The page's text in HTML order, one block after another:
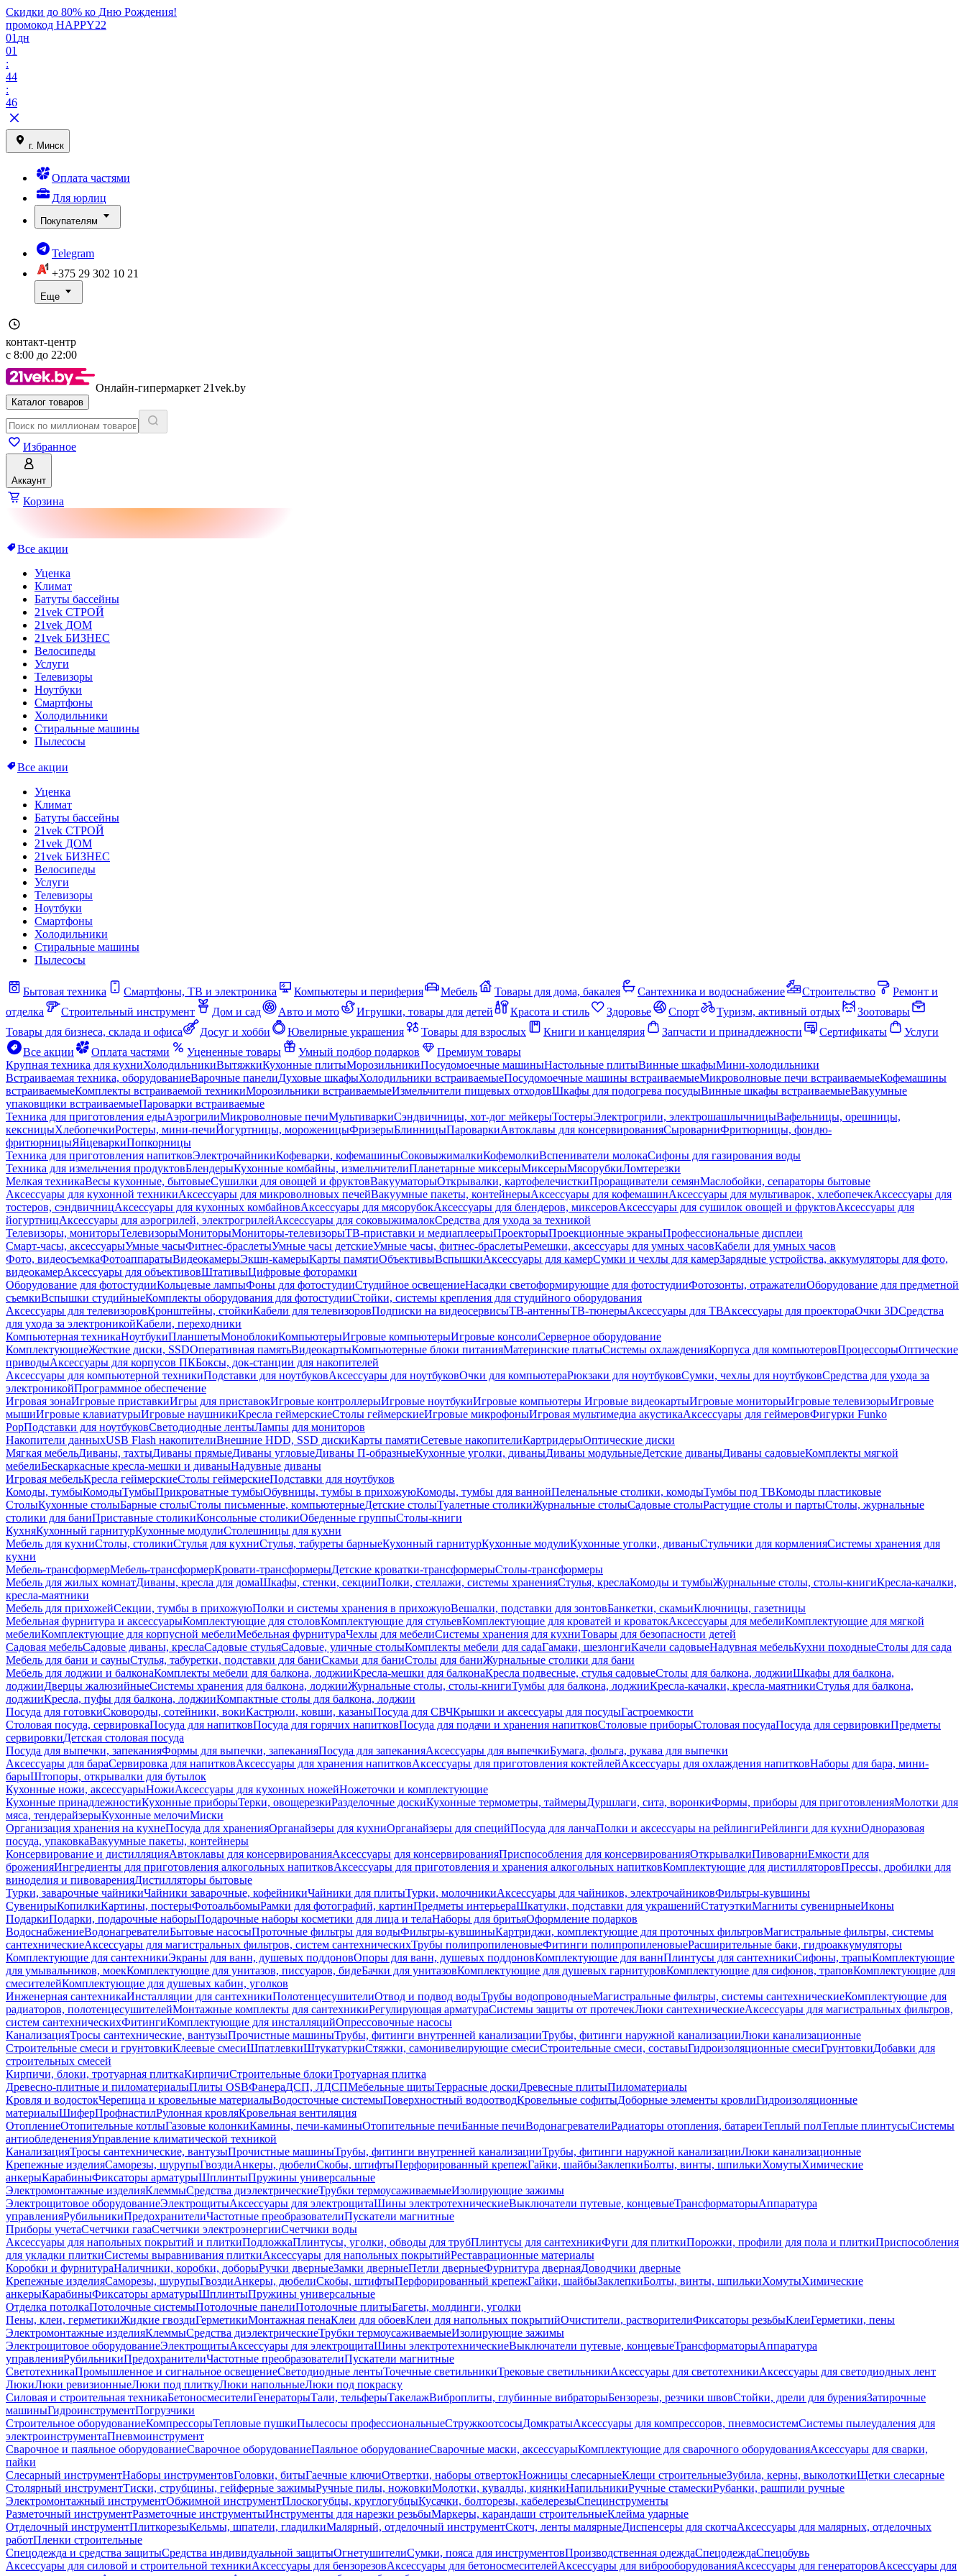
Скидки до 80% ко Дню Рождения!
промокод HAPPY22
01 дн
01
:
44
:
46
г. Минск
Оплата частями
Для юрлиц
Покупателям
Telegram
+375 29 302 10 21
Еще
контакт-центр
с 8:00 до 22:00
Онлайн-гипермаркет 21vek.by
Каталог товаров
Избранное
Аккаунт
Корзина
Все акции
Уценка
Климат
Батуты бассейны
21vek СТРОЙ
21vek ДОМ
21vek БИЗНЕС
Велосипеды
Услуги
Телевизоры
Ноутбуки
Смартфоны
Холодильники
Стиральные машины
Пылесосы
Все акции
Уценка
Климат
Батуты бассейны
21vek СТРОЙ
21vek ДОМ
21vek БИЗНЕС
Велосипеды
Услуги
Телевизоры
Ноутбуки
Смартфоны
Холодильники
Стиральные машины
Пылесосы
Бытовая техника Смартфоны, ТВ и электроника Компьютеры и периферия Мебель Товары для дома, бакалея Сантехника и водоснабжение Строительство
Ремонт и
отделка
Строительный инструмент Дом и сад Авто и мото Игрушки, товары для детей Красота и стиль Здоровье Спорт Туризм, активный отдых
Зоотовары
Товары для бизнеса, склада и офиса
Досуг и хобби Ювелирные украшения Товары для взрослых Книги и канцелярия Запчасти и принадлежности Сертификаты
Услуги
Все акции
Оплата частями Уцененные товары Умный подбор подарков
Премиум товары
Крупная техника для кухниХолодильникиВытяжкиКухонные плитыМорозильникиПосудомоечные машиныНастольные плитыВинные шкафыМини-холодильники
Встраиваемая техника, оборудованиеВарочные панелиДуховые шкафыХолодильники встраиваемыеПосудомоечные машины встраиваемыеМикроволновые печи встраиваемыеКофемашины
встраиваемыеКомплекты встраиваемой техникиМорозильники встраиваемыеИзмельчители пищевых отходовШкафы для подогрева посудыВинные шкафы встраиваемыеВакуумные
упаковщики встраиваемыеПароварки встраиваемые
Техника для приготовления едыАэрогрилиМикроволновые печиМультиваркиСэндвичницы, хот-дог мейкерыТостерыЭлектрогрили, электрошашлычницыВафельницы, орешницы,
кексницыХлебопечкиРостеры, мини-печиЙогуртницы, мороженицыФризерыБлинницыПароваркиАвтоклавы для консервированияСыроварниФритюрницы, фондю-
фритюрницыЯйцеваркиПопкорницы
Техника для приготовления напитковЭлектрочайникиКофеварки, кофемашиныСоковыжималкиКофемолкиВспениватели молокаСифоны для газирования воды
Техника для измельчения продуктовБлендерыКухонные комбайны, измельчителиПланетарные миксерыМиксерыМясорубкиЛомтерезки
Мелкая техникаВесы кухонные, бытовыеСушилки для овощей и фруктовВакууматорыОткрывалки, картофелечисткиПроращиватели семянМаслобойки, сепараторы бытовые
Аксессуары для кухонной техникиАксессуары для микроволновых печейВакуумные пакеты, контейнерыАксессуары для кофемашинАксессуары для мультиварок, хлебопечекАксессуары для
тостеров, сэндвичницАксессуары для кухонных комбайновАксессуары для мясорубокАксессуары для блендеров, миксеровАксессуары для сушилок овощей и фруктовАксессуары для
йогуртницАксессуары для аэрогрилей, электрогрилейАксессуары для соковыжималокСредства для ухода за техникой
Телевизоры, мониторыТелевизорыМониторыМониторы-телевизорыТВ-приставки и медиаплеерыПроекторыПроекционные экраныПрофессиональные дисплеи
Смарт-часы, аксессуарыУмные часыФитнес-браслетыУмные часы детскиеУмные часы, фитнес-браслетыРемешки, аксессуары для умных часовКабели для умных часов
Фото, видеосъемкаФотоаппаратыВидеокамерыЭкшн-камерыКарты памятиОбъективыВспышкиАксессуары для камерСумки и чехлы для камерЗарядные устройства, аккумуляторы для фото,
видеокамерАксессуары для объективовШтативыЦифровые фоторамки
Оборудование для фотостудииКольцевые лампыФоны для фотостудииСтудийное освещениеНасадки светоформирующие для фотостудииФотозонты, отражателиОборудование для предметной
съемкиВспышки студийныеКомплекты оборудования для фотостудииСтойки, системы крепления для студийного оборудования
Аксессуары для телевизоровКронштейны, стойкиКабели для телевизоровПодписки на видеосервисыТВ-антенныТВ-тюнерыАксессуары для ТВАксессуары для проектораОчки 3DСредства
для ухода за электроникойКабели, переходники
Компьютерная техникаНоутбукиПланшетыМоноблокиКомпьютерыИгровые компьютерыИгровые консолиСерверное оборудование
КомплектующиеЖесткие диски, SSDОперативная памятьВидеокартыКомпьютерные блоки питанияМатеринские платыСистемы охлажденияКорпуса для компьютеровПроцессорыОптические
приводыАксессуары для корпусов ПКБоксы, док-станции для накопителей
Аксессуары для компьютерной техникиПодставки для ноутбуковАксессуары для ноутбуковОчки для компьютераРюкзаки для ноутбуковСумки, чехлы для ноутбуковСредства для ухода за
электроникойПрограммное обеспечение
Игровая зонаИгровые приставкиИгры для приставокИгровые контроллерыИгровые ноутбукиИгровые компьютеры Игровые видеокартыИгровые мониторыИгровые телевизорыИгровые
мышиИгровые клавиатурыИгровые наушникиКресла геймерскиеСтолы геймерскиеИгровые микрофоныИгровая мультимедиа акустикаАксессуары для геймеровФигурки Funko
PopПодставки для ноутбуковСветодиодные лентыЛампы для мониторов
Накопители данныхUSB Flash накопителиВнешние HDD, SSD дискиКарты памятиСетевые накопителиКартридерыОптические диски
Мягкая мебельДиваны, тахтыДиваны прямыеДиваны угловыеДиваны П-образныеКухонные уголки, диваныДиваны модульныеДетские диваныДиваны садовыеКомплекты мягкой
мебелиБескаркасные кресла-мешки и диваныНадувные диваны
Игровая мебельКресла геймерскиеСтолы геймерскиеПодставки для ноутбуков
Комоды, тумбыКомодыТумбыПрикроватные тумбыОбувницы, тумбы в прихожуюКомоды, тумбы для ваннойПеленальные столики, комодыТумбы под ТВКомоды пластиковые
СтолыКухонные столыБарные столыСтолы письменные, компьютерныеДетские столыТуалетные столикиЖурнальные столыСадовые столыРастущие столы и партыСтолы, журнальные
столики для баниПриставные столикиКонсольные столикиОбеденные группыСтолы-книги
КухняКухонный гарнитурКухонные модулиСтолешницы для кухни
Мебель для кухниСтолы, столикиСтулья для кухниСтулья, табуреты барныеКухонный гарнитурКухонные модулиКухонные уголки, диваныСтульчики для кормленияСистемы хранения для
кухни
Мебель-трансформерМебель-трансформерКровати-трансформерыДетские кроватки-трансформерыСтолы-трансформеры
Мебель для жилых комнатДиваны, кресла для домаШкафы, стенки, секцииПолки, стеллажи, системы храненияСтулья, креслаКомоды и тумбыЖурнальные столы, столы-книгиКресла-качалки,
кресла-маятники
Мебель для прихожейСекции, тумбы в прихожуюПолки и системы хранения в прихожуюВешалки, подставки для зонтовБанкетки, скамьиКлючницы, газетницы
Мебельная фурнитура и аксессуарыКомплектующие для столовКомплектующие для стульевКомплектующие для кроватей и кроватокАксессуары для мебелиКомплектующие для мягкой
мебелиКомплектующие для корпусной мебелиМебельная фурнитураЧехлы для мебелиСистемы хранения для кухниТовары для безопасности детей
Садовая мебельСадовые диваны, креслаСадовые стульяСадовые, уличные столыКомплекты мебели для садаГамаки, шезлонгиКачели садовыеНадувная мебельКухни походныеСтолы для сада
Мебель для бани и сауныСтулья, табуретки, подставки для баниСкамьи для баниСтолы для баниЖурнальные столики для бани
Мебель для лоджии и балконаКомплекты мебели для балкона, лоджииКресла-мешки для балконаКресла подвесные, стулья садовыеСтолы для балкона, лоджииШкафы для балкона,
лоджииДверцы жалюзийныеСистемы хранения для балкона, лоджииЖурнальные столы, столы-книгиТумбы для балкона, лоджииКресла-качалки, кресла-маятникиСтулья для балкона,
лоджииКресла, пуфы для балкона, лоджииКомпактные столы для балкона, лоджии
Посуда для готовкиСковороды, сотейники, вокиКастрюли, ковши, казаныПосуда для СВЧКрышки и аксессуары для посудыГастроемкости
Столовая посуда, сервировкаПосуда для напитковПосуда для горячих напитковПосуда для подачи и хранения напитковСтоловые приборыСтоловая посудаПосуда для сервировкиПредметы
сервировкиДетская столовая посуда
Посуда для выпечки, запеканияФормы для выпечки, запеканияПосуда для запеканияАксессуары для выпечкиБумага, фольга, рукава для выпечки
Аксессуары для бараСервировка для напитковАксессуары для хранения напитковАксессуары для приготовления коктейлейАксессуары для охлаждения напитковНаборы для бара, мини-
барыШтопоры, открывалки для бутылок
Кухонные ножи, аксессуарыНожиАксессуары для кухонных ножейНожеточки и комплектующие
Кухонные принадлежностиКухонные приборыТерки, овощерезкиРазделочные доскиКухонные термометры, таймерыДуршлаги, сита, воронкиФормы, приборы для приготовленияМолотки для
мяса, тендерайзерыКухонные мелочиМиски
Организация хранения на кухнеПосуда для храненияОрганайзеры для кухниОрганайзеры для специйПосуда для ланчаПолки и аксессуары на рейлингиРейлинги для кухниОдноразовая
посуда, упаковкаВакуумные пакеты, контейнеры
Консервирование и дистилляцияАвтоклавы для консервированияАксессуары для консервированияПриспособления для консервированияОткрывалкиПивоварниЕмкости для
броженияИнгредиенты для приготовления алкогольных напитковАксессуары для приготовления и хранения алкогольных напитковКомплектующие для дистилляторовПрессы, дробилки для
виноделия и пивоваренияДистилляторы бытовые
Турки, заварочные чайникиЧайники заварочные, кофейникиЧайники для плитыТурки, молочникиАксессуары для чайников, электрочайниковФильтры-кувшины
СувенирыКопилкиКартины, постерыФотоальбомыРамки для фотографий, картинПредметы интерьераШкатулки, подставки для украшенийСтатуэткиМагниты сувенирныеИконы
ПодаркиПодарки, подарочные наборыПодарочные наборы косметики для лица и телаНаборы для бритьяОформление подарков
ВодоснабжениеВодонагревателиБытовые насосыПроточные фильтры для водыФильтры-кувшиныКартриджи, комплектующие для проточных фильтровМагистральные фильтры, системы
сантехническиеАксессуары для магистральных фильтров, систем сантехническихТрубы полипропиленовыеФитинги полипропиленовыеРасширительные баки, гидроаккумуляторы
Комплектующие для сантехникиЭкраны для ванн, душевых поддоновОпоры для ванн, душевых поддоновКомплектующие для ваннПлинтусы для сантехникиСифоны, трапыКомплектующие
для умывальников, моекКомплектующие для унитазов, писсуаров, бидеБачки для унитазовКомплектующие для душевых гарнитуровКомплектующие для сифонов, траповКомплектующие для
смесителейКомплектующие для душевых кабин, уголков
Инженерная сантехникаИнсталляции для сантехникиПолотенцесушителиОтвод и подвод водыТрубы водопроводныеМагистральные фильтры, системы сантехническиеКомплектующие для
радиаторов, полотенцесушителейМонтажные комплекты для сантехникиРегулирующая арматураСистемы защиты от протечекЛюки сантехническиеАксессуары для магистральных фильтров,
систем сантехническихФитингиКомплектующие для инсталляцийОпрессовочные насосы
КанализацияТросы сантехнические, вантузыПрочистные машиныТрубы, фитинги внутренней канализацииТрубы, фитинги наружной канализацииЛюки канализационные
Строительные смеси и грунтовкиКлеевые смесиШпатлевкиШтукатуркиСтяжки, самонивелирующие смесиСтроительные смеси, составыГидроизоляционные смесиГрунтовкиДобавки для
строительных смесей
Кирпичи, блоки, тротуарная плиткаКирпичиСтроительные блокиТротуарная плитка
Древесно-плитные и пиломатериалыПлиты OSBФанераДСП, ЛДСПМебельные щитыТеррасные доскиДревесные плитыПиломатериалы
Кровля и водостокЧерепица и кровельные материалыВодосточные системыПоверхностный водоотводКровельные софитыДоборные элементы кровлиГидроизоляционные
материалыШиферПрофнастилРулонная кровляКровельная вентиляция
ОтоплениеОтопительные котлыГазовые колонкиКамины, печи-каминыОтопительные печиБанные печиВодонагревателиРадиаторы отопления, батареиТеплый полТеплые плинтусыСистемы
антиобледененияУправление климатической техникой
КанализацияТросы сантехнические, вантузыПрочистные машиныТрубы, фитинги внутренней канализацииТрубы, фитинги наружной канализацииЛюки канализационные
Крепежные изделияСаморезы, шурупыГвоздиАнкеры, дюбелиСкобы, штифтыПерфорированный крепежГайки, шайбыЗаклепкиБолты, винты, шпилькиХомутыХимические
анкерыКарабиныФиксаторы арматурыШплинтыПружины универсальные
Электромонтажные изделияКлеммыСредства диэлектрическиеТрубки термоусаживаемыеИзолирующие зажимы
Электрощитовое оборудованиеЭлектрощитыАксессуары для электрощитаШины электротехническиеВыключатели путевые, концевыеТрансформаторыАппаратура
управленияРубильникиПредохранителиЧастотные преобразователиПускатели магнитные
Приборы учетаСчетчики газаСчетчики электроэнергииСчетчики воды
Аксессуары для напольных покрытий и плиткиПодложкаПлинтусы, уголки, обводы для трубПлинтусы для сантехникиФуги для плиткиПорожки, профили для пола и плиткиПриспособления
для укладки плиткиСистемы выравнивания плиткиАксессуары для напольных покрытийРеставрационные материалы
Коробки и фурнитураНаличники, коробки, доборыРучки дверныеЗамки дверныеПетли дверныеФурнитура двернаяДоводчики дверные
Крепежные изделияСаморезы, шурупыГвоздиАнкеры, дюбелиСкобы, штифтыПерфорированный крепежГайки, шайбыЗаклепкиБолты, винты, шпилькиХомутыХимические
анкерыКарабиныФиксаторы арматурыШплинтыПружины универсальные
Отделка потолкаПотолочные системыПотолочные панелиПотолочные плитыБагеты, молдинги, уголки
Пены, клеи, герметикиЖидкие гвоздиГерметикиМонтажная пенаКлеи для обоевКлеи для напольных покрытийОчистители, растворителиФиксаторы резьбыКлеиГерметики, пены
Электромонтажные изделияКлеммыСредства диэлектрическиеТрубки термоусаживаемыеИзолирующие зажимы
Электрощитовое оборудованиеЭлектрощитыАксессуары для электрощитаШины электротехническиеВыключатели путевые, концевыеТрансформаторыАппаратура
управленияРубильникиПредохранителиЧастотные преобразователиПускатели магнитные
СветотехникаПромышленное и сигнальное освещениеСветодиодные лентыТочечные светильникиТрековые светильникиАксессуары для светотехникиАксессуары для светодиодных лент
ЛюкиЛюки ревизионныеЛюки под плиткуЛюки напольныеЛюки под покраску
Силовая и строительная техникаБетоносмесителиГенераторыТали, тельферыТакелажВиброплиты, глубинные вибраторыБензорезы, резчики швовСтойки, дрели для буренияЗатирочные
машиныГидроинструментПогрузчики
Строительное оборудованиеКомпрессорыТепловые пушкиПылесосы профессиональныеСтружкоотсосыДомкратыАксессуары для компрессоров, пневмосистемСистемы пылеудаления для
электроинструментаПневмоинструмент
Сварочное и паяльное оборудованиеСварочное оборудованиеПаяльное оборудованиеСварочные маски, аксессуарыКомплектующие для сварочного оборудованияАксессуары для сварки,
пайки
Слесарный инструментНаборы инструментовГоловки, битыГаечные ключиОтвертки, наборы отвертокНожницы слесарныеКлещи строительныеЗубила, керны, выколоткиЩетки слесарные
Столярный инструментТиски, струбцины, гейферные зажимыРучные пилы, ножовкиМолотки, кувалды, киянкиНапильникиРучные стамескиРубанки, рашпили ручные
Электромонтажный инструментОбжимной инструментПлоскогубцы, круглогубцыКусачки, болторезы, кабелерезыСпецинструменты
Разметочный инструментРазметочные инструментыИнструменты для нарезки резьбыМаркеры, карандаши строительныеКлейма ударные
Отделочный инструментПлиткорезыКельмы, шпатели, гладилкиМалярный, отделочный инструментСкотч, ленты малярныеДиспенсеры для скотчаАксессуары для малярных, отделочных
работПленки строительные
Спецодежда и средства защитыСредства индивидуальной защитыОгнетушителиСумки, пояса для инструментовПроизводственная одеждаСпецодеждаСпецобувь
Аксессуары для силовой и строительной техникиАксессуары для бензорезовАксессуары для бетоносмесителейАксессуары для виброоборудованияАксессуары для генераторовАксессуары для